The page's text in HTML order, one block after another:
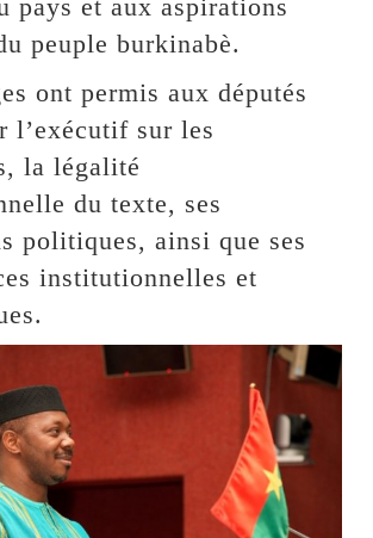
pays et aux aspirations
peuple burkinabè.
ont permis aux députés
l’exécutif sur les
la légalité
du texte, ses
politiques, ainsi que ses
institutionnelles et